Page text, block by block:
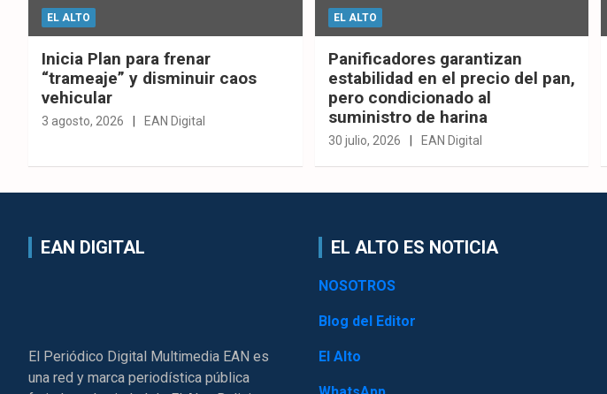
EL ALTO
Inicia Plan para frenar
“trameaje” y disminuir caos
vehicular
3 agosto, 2026 EAN Digital
EL ALTO
Panificadores garantizan
estabilidad en el precio del pan,
pero condicionado al
suministro de harina
30 julio, 2026 EAN Digital
EAN DIGITAL
El Periódico Digital Multimedia EAN es
una red y marca periodística pública
EL ALTO ES NOTICIA
NOSOTROS
Blog del Editor
El Alto